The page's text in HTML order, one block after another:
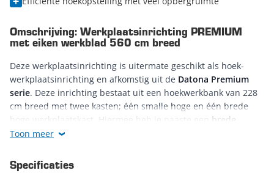
Omschrijving: Werkplaatsinrichting PREMIUM
met eiken werkblad 560 cm breed
Deze werkplaatsinrichting is uitermate geschikt als hoek-
werkplaatsinrichting en afkomstig uit de Datona Premium
serie. Deze inrichting bestaat uit een hoekwerkbank van 228
cm breed met twee kasten; één smalle hoge en één brede
hoge werkplaatskast. Hiermee heb je naaste een brede
hoekwerkbank
Toon meer
Specificaties